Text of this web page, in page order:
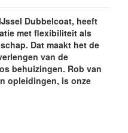
Dubbelcoat, heeft
met flexibiliteit als
Dat maakt het de
van de
behuizingen. Rob van
opleidingen, is onze